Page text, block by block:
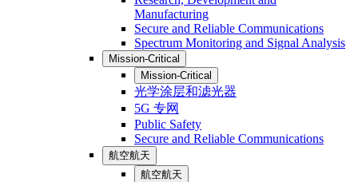
Manufacturing
Secure and Reliable Communications
Spectrum Monitoring and Signal Analysis
Mission-Critical
Mission-Critical
光学涂层和滤光器
5G 专网
Public Safety
Secure and Reliable Communications
航空航天
航空航天